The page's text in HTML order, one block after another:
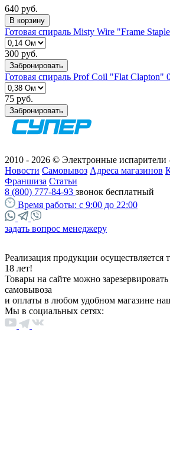
640 руб.
В корзину
Готовая спираль Misty Wire "Frame
300 руб.
Забронировать
Готовая спираль Prof Coil "Flat
75 руб.
Забронировать
2010 - 2026 © Электронные испарители
Новости Самовывоз Адреса магазинов
Франшиза Статьи
8 (800) 777-84-93 звонок бесплатный
Время работы: с 9:00 до 22:00
задать вопрос менеджеру
Реализация продукции осуществляется
18 лет!
Товары на сайте можно
самовывоза
и оплаты в любом удобном магазине
Мы в социальных сетях: